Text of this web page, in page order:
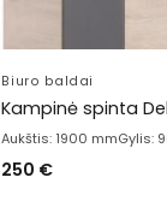
Biuro baldai
Kampinė spinta
Aukštis: 1900 mmGylis:
250 €